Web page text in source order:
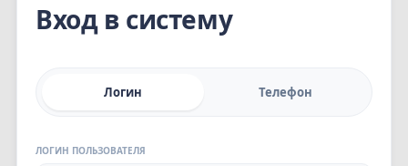
Вход в систему
Логин Телефон
ЛОГИН ПОЛЬЗОВАТЕЛЯ